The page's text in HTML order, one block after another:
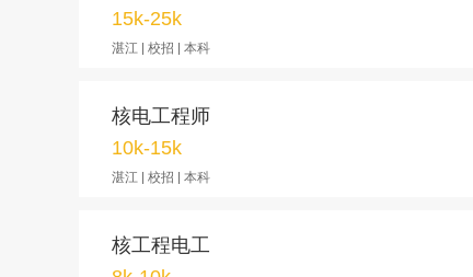
15k-25k
湛江 | 校招 | 本科
核电工程师
10k-15k
湛江 | 校招 | 本科
核工程电工